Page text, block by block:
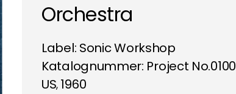
Orchestra
Label: Sonic Workshop
Katalognummer: Project No.0100
US, 1960